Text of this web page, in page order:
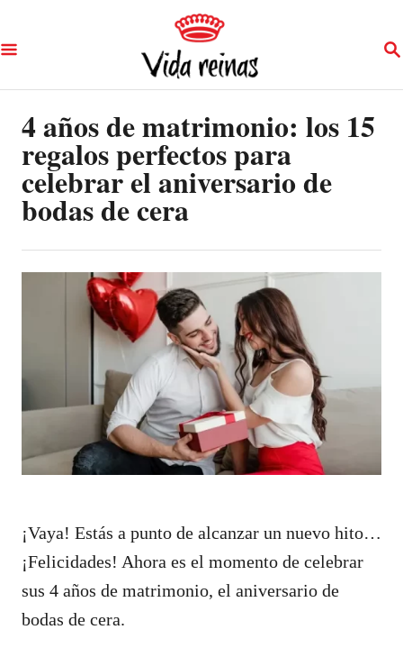
k
i
S
4 años de matrimonio: los 15
regalos perfectos para
celebrar el aniversario de
bodas de cera
¡Vaya! Estás a punto de alcanzar un nuevo hito…
¡Felicidades! Ahora es el momento de celebrar
sus 4 años de matrimonio, el aniversario de
bodas de cera.